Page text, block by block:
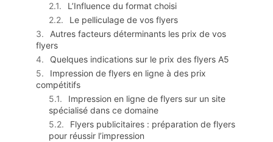
L’Influence du format choisi
Le pelliculage de vos flyers
Autres facteurs déterminants les prix de vos
flyers
Quelques indications sur le prix des flyers A5
Impression de flyers en ligne à des prix
compétitifs
Impression en ligne de flyers sur un site
spécialisé dans ce domaine
Flyers publicitaires : préparation de flyers
pour réussir l’impression